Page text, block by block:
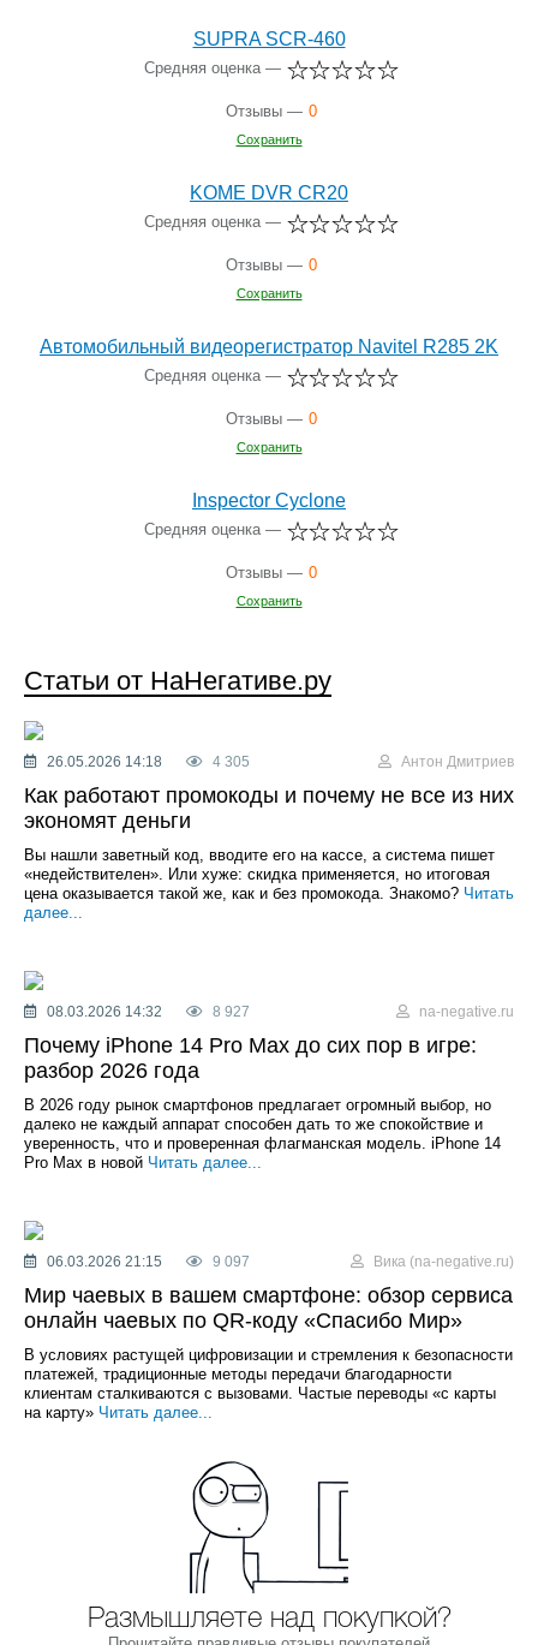
SUPRA SCR-460
Средняя оценка —
Отзывы — 0
Сохранить
KOME DVR CR20
Средняя оценка —
Отзывы — 0
Сохранить
Автомобильный видеорегистратор Navitel R285 2K
Средняя оценка —
Отзывы — 0
Сохранить
Inspector Cyclone
Средняя оценка —
Отзывы — 0
Сохранить
Статьи от НаНегативе.ру
26.05.2026 14:18 4 305 Антон Дмитриев
Как работают промокоды и почему не все из них
экономят деньги
Вы нашли заветный код, вводите его на кассе, а система пишет
«недействителен». Или хуже: скидка применяется, но итоговая
цена оказывается такой же, как и без промокода. Знакомо? Читать
далее...
08.03.2026 14:32 8 927 na-negative.ru
Почему iPhone 14 Pro Max до сих пор в игре:
разбор 2026 года
В 2026 году рынок смартфонов предлагает огромный выбор, но
далеко не каждый аппарат способен дать то же спокойствие и
уверенность, что и проверенная флагманская модель. iPhone 14
Pro Max в новой Читать далее...
06.03.2026 21:15 9 097 Вика (na-negative.ru)
Мир чаевых в вашем смартфоне: обзор сервиса
онлайн чаевых по QR-коду «Спасибо Мир»
В условиях растущей цифровизации и стремления к безопасности
платежей, традиционные методы передачи благодарности
клиентам сталкиваются с вызовами. Частые переводы «с карты
на карту» Читать далее...
Размышляете над покупкой?